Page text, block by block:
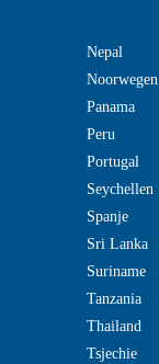
Nepal
Noorwegen
Panama
Peru
Portugal
Seychellen
Spanje
Sri Lanka
Suriname
Tanzania
Thailand
Tsjechie